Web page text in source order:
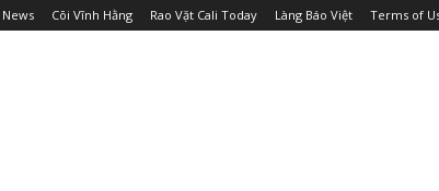
Cõi Vĩnh Hằng Rao Vặt Cali Today Làng Báo Việt Terms of